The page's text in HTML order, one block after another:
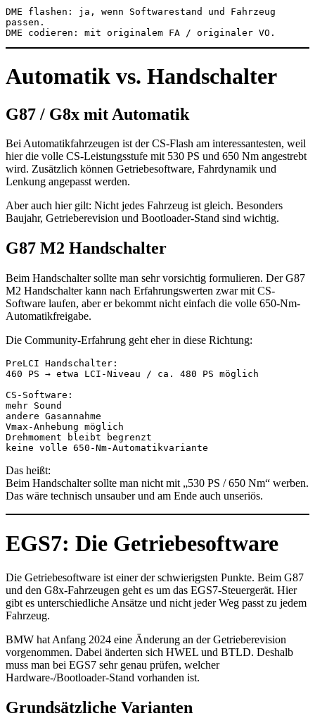
DME flashen: ja, wenn Softwarestand und Fahrzeug
passen.
DME codieren: mit originalem FA / originaler VO.
Automatik vs. Handschalter
G87 / G8x mit Automatik
Bei Automatikfahrzeugen ist der CS-Flash am interessantesten, weil
hier die volle CS-Leistungsstufe mit 530 PS und 650 Nm angestrebt
wird. Zusätzlich können Getriebesoftware, Fahrdynamik und
Lenkung angepasst werden.
Aber auch hier gilt: Nicht jedes Fahrzeug ist gleich. Besonders
Baujahr, Getrieberevision und Bootloader-Stand sind wichtig.
G87 M2 Handschalter
Beim Handschalter sollte man sehr vorsichtig formulieren. Der G87
M2 Handschalter kann nach Erfahrungswerten zwar mit CS-
Software laufen, aber er bekommt nicht einfach die volle 650-Nm-
Automatikfreigabe.
Die Community-Erfahrung geht eher in diese Richtung:
PreLCI Handschalter:
460 PS → etwa LCI-Niveau / ca. 480 PS möglich
CS-Software:
mehr Sound
andere Gasannahme
Vmax-Anhebung möglich
Drehmoment bleibt begrenzt
keine volle 650-Nm-Automatikvariante
Das heißt:
Beim Handschalter sollte man nicht mit „530 PS / 650 Nm“ werben.
Das wäre technisch unsauber und am Ende auch unseriös.
EGS7: Die Getriebesoftware
Die Getriebesoftware ist einer der schwierigsten Punkte. Beim G87
und den G8x-Fahrzeugen geht es um das EGS7-Steuergerät. Hier
gibt es unterschiedliche Ansätze und nicht jeder Weg passt zu jedem
Fahrzeug.
BMW hat Anfang 2024 eine Änderung an der Getrieberevision
vorgenommen. Dabei änderten sich HWEL und BTLD. Deshalb
muss man bei EGS7 sehr genau prüfen, welcher
Hardware-/Bootloader-Stand vorhanden ist.
Grundsätzliche Varianten